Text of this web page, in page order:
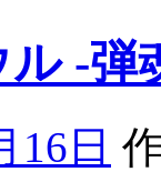
ル -
16日